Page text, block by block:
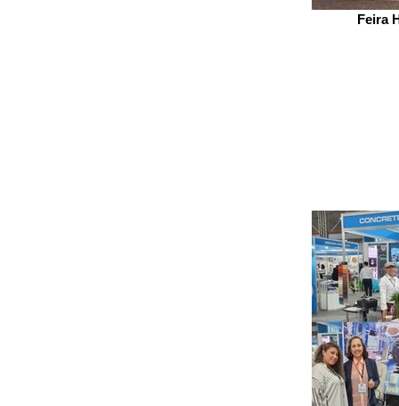
Feira